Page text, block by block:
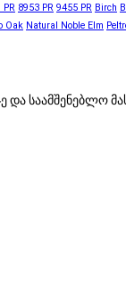
PR 8953 PR 9455 PR Birch
Oak Natural Noble Elm
და